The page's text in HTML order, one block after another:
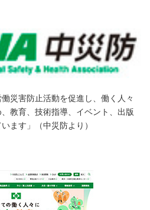
災害防止活動を促進し、働く人々
教育、技術指導、イベント、出版
ます」（中災防より）